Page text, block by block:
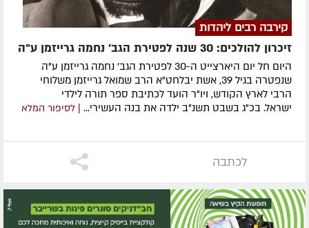
קירבה רבים ליהדות
זיכרון להולכים: 30 שנה לפטירת הגב' נחמה גרייזמן ע"ה
היום חל יום היארצייט ה-30 לפטירת הגב' נחמה גרייזמן ע"ה
שנפטרה בגיל 39, אשת יבלחט"א הרב שמואל גרייזמן משלוחי
הרבי לארץ הקודש, ויו"ר הועד לכתיבת ספר תורה לילדי
ישראל. בכ"ג בשבט תשנ"ב ילדה את בנה העשירי...
| לסיפור המלא
לכתבה